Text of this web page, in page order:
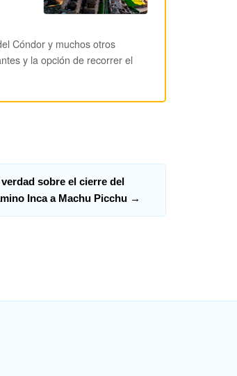
Cóndor y muchos otros
y la opción de recorrer el
verdad sobre el cierre del
Inca a Machu Picchu →